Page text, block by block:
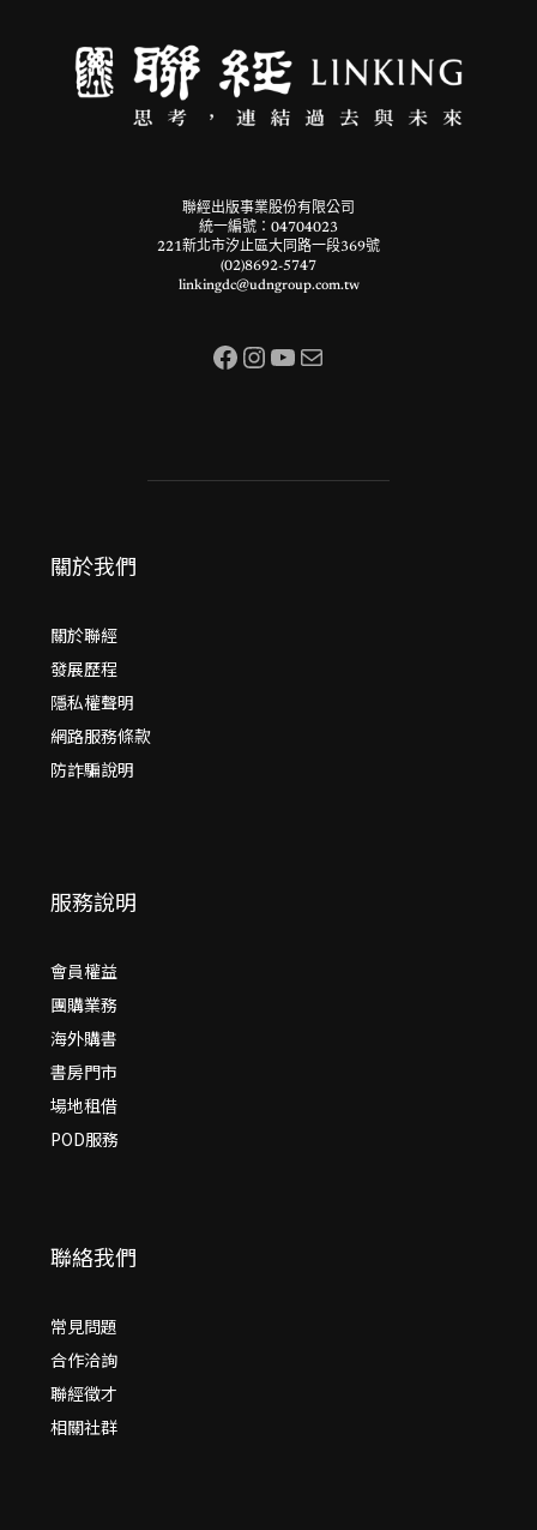
聯經出版事業股份有限公司
統一編號：04704023
221新北市汐止區大同路一段369號
(02)8692-5747
linkingdc@udngroup.com.tw
Facebook InstagramYouTube 電子郵件
關於我們
關於聯經
發展歷程
隱私權聲明
網路服務條款
防詐騙說明
服務說明
會員權益
團購業務
海外購書
書房門市
場地租借
POD服務
聯絡我們
常見問題
合作洽詢
聯經徵才
相關社群